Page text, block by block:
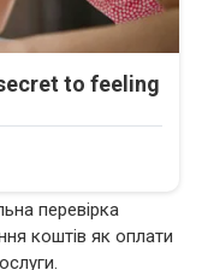
перевірка
коштів як оплати